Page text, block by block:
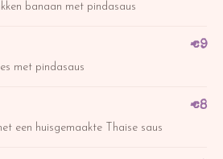
banaan met pindasaus
met pindasaus
€9
een huisgemaakte Thaise saus
€8